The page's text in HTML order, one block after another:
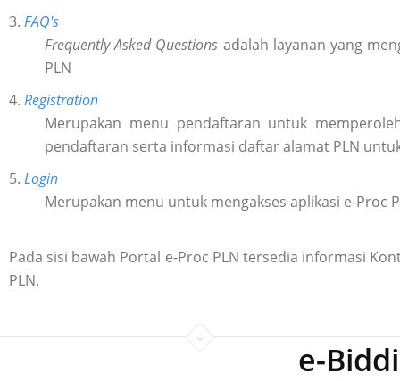
3. FAQ's
Frequently Asked Questions adalah layanan yang
PLN
4. Registration
Merupakan menu pendaftaran untuk
pendaftaran serta informasi daftar alamat PLN
5. Login
Merupakan menu untuk mengakses aplikasi e-
Pada sisi bawah Portal e-Proc PLN tersedia informasi
PLN.
e-